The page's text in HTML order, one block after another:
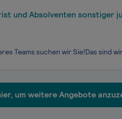
und Absolventen sonstiger
um weitere Angebote